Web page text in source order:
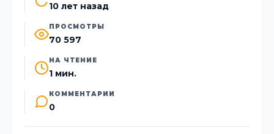
10 лет назад
ПРОСМОТРЫ
70 597
НА ЧТЕНИЕ
1 мин.
КОММЕНТАРИИ
0